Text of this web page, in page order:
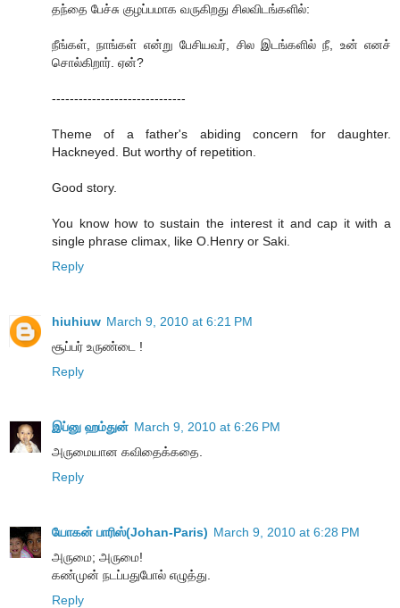
தந்தை பேச்சு குழப்பமாக வருகிறது சிலவிடங்களில்:
நீங்கள், நாங்கள் என்று பேசியவர், சில இடங்களில் நீ, உன் எனச்
சொல்கிறார். ஏன்?
------------------------------
Theme of a father's abiding concern for daughter.
Hackneyed. But worthy of repetition.
Good story.
You know how to sustain the interest it and cap it with a
single phrase climax, like O.Henry or Saki.
Reply
hiuhiuw March 9, 2010 at 6:21 PM
சூப்பர் உருண்டை !
Reply
இப்னு ஹம்துன் March 9, 2010 at 6:26 PM
அருமையான கவிதைக்கதை.
Reply
யோகன் பாரிஸ்(Johan-Paris) March 9, 2010 at 6:28 PM
அருமை; அருமை!
கண்முன் நடப்பதுபோல் எழுத்து.
Reply